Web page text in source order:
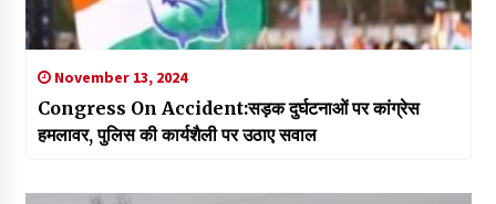
November 13, 2024
Congress On Accident:सड़क दुर्घटनाओं पर कांग्रेस
हमलावर, पुलिस की कार्यशैली पर उठाए सवाल